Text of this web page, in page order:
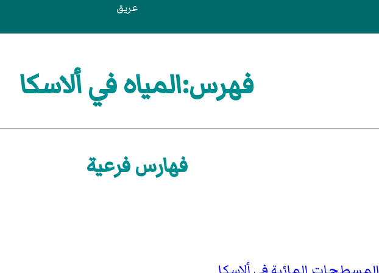
عريق
فهرس:المياه في ألاسكا
فهارس فرعية